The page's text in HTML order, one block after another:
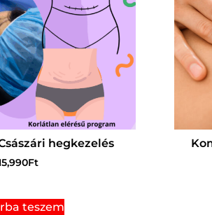
hegkezelés
Ft
teszem